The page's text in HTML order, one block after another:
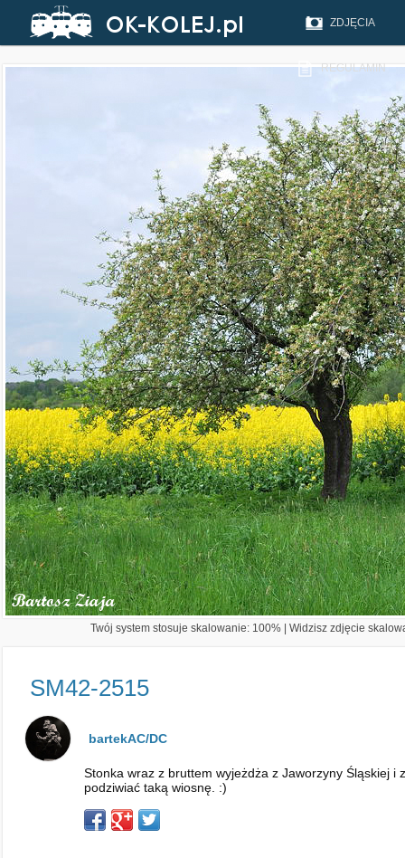
ZDJĘCIA
REGULAMIN
Twój system stosuje skalowanie: 100% | Widzisz zdjęcie
SM42-2515
bartekAC/DC
Stonka wraz z bruttem wyjeżdża z Jaworzyny Śląskiej i
podziwiać taką wiosnę. :)